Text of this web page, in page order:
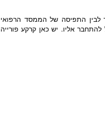
לבין התפיסה של הממסד הרפואי
אליו. יש כאן קרקע פורייה